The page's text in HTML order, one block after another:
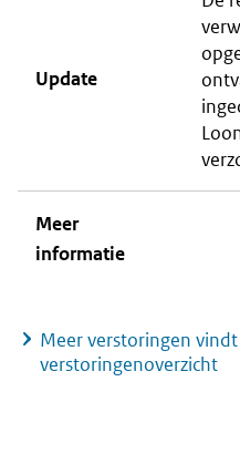
Update
Meer
informatie
Meer verstoringen
verstoringenoverzicht